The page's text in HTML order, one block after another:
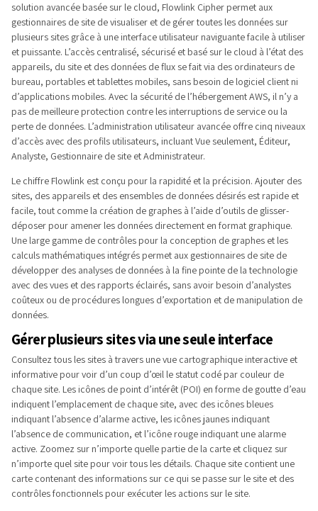
solution avancée basée sur le cloud, Flowlink Cipher permet aux
gestionnaires de site de visualiser et de gérer toutes les données sur
plusieurs sites grâce à une interface utilisateur naviguante facile à utiliser
et puissante. L’accès centralisé, sécurisé et basé sur le cloud à l’état des
appareils, du site et des données de flux se fait via des ordinateurs de
bureau, portables et tablettes mobiles, sans besoin de logiciel client ni
d’applications mobiles. Avec la sécurité de l’hébergement AWS, il n’y a
pas de meilleure protection contre les interruptions de service ou la
perte de données. L’administration utilisateur avancée offre cinq niveaux
d’accès avec des profils utilisateurs, incluant Vue seulement, Éditeur,
Analyste, Gestionnaire de site et Administrateur.
Le chiffre Flowlink est conçu pour la rapidité et la précision. Ajouter des
sites, des appareils et des ensembles de données désirés est rapide et
facile, tout comme la création de graphes à l’aide d’outils de glisser-
déposer pour amener les données directement en format graphique.
Une large gamme de contrôles pour la conception de graphes et les
calculs mathématiques intégrés permet aux gestionnaires de site de
développer des analyses de données à la fine pointe de la technologie
avec des vues et des rapports éclairés, sans avoir besoin d’analystes
coûteux ou de procédures longues d’exportation et de manipulation de
données.
Gérer plusieurs sites via une seule interface
Consultez tous les sites à travers une vue cartographique interactive et
informative pour voir d’un coup d’œil le statut codé par couleur de
chaque site. Les icônes de point d’intérêt (POI) en forme de goutte d’eau
indiquent l’emplacement de chaque site, avec des icônes bleues
indiquant l’absence d’alarme active, les icônes jaunes indiquant
l’absence de communication, et l’icône rouge indiquant une alarme
active. Zoomez sur n’importe quelle partie de la carte et cliquez sur
n’importe quel site pour voir tous les détails. Chaque site contient une
carte contenant des informations sur ce qui se passe sur le site et des
contrôles fonctionnels pour exécuter les actions sur le site.